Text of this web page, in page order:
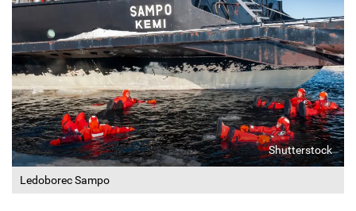
Ledoborec Sampo
Shutterstock